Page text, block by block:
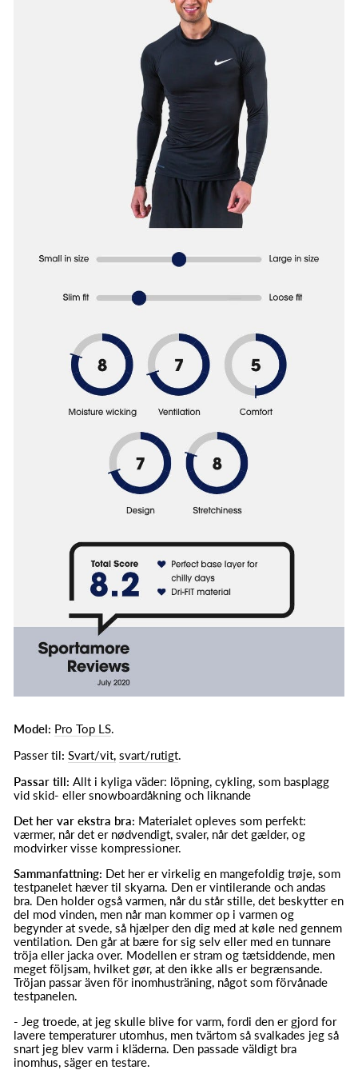
Model: Pro Top LS.
Passer til: Svart/vit, svart/rutigt.
Passar till: Allt i kyliga väder: löpning, cykling, som basplagg
vid skid- eller snowboardåkning och liknande
Det her var ekstra bra: Materialet opleves som perfekt:
værmer, når det er nødvendigt, svaler, når det gælder, og
modvirker visse kompressioner.
Sammanfattning: Det her er virkelig en mangefoldig trøje, som
testpanelet hæver til skyarna. Den er vintilerande och andas
bra. Den holder også varmen, når du står stille, det beskytter en
del mod vinden, men når man kommer op i varmen og
begynder at svede, så hjælper den dig med at køle ned gennem
ventilation. Den går at bære for sig selv eller med en tunnare
tröja eller jacka over. Modellen er stram og tætsiddende, men
meget följsam, hvilket gør, at den ikke alls er begrænsande.
Tröjan passar även för inomhusträning, något som förvånade
testpanelen.
- Jeg troede, at jeg skulle blive for varm, fordi den er gjord for
lavere temperaturer utomhus, men tvärtom så svalkades jeg så
snart jeg blev varm i kläderna. Den passade väldigt bra
inomhus, säger en testare.